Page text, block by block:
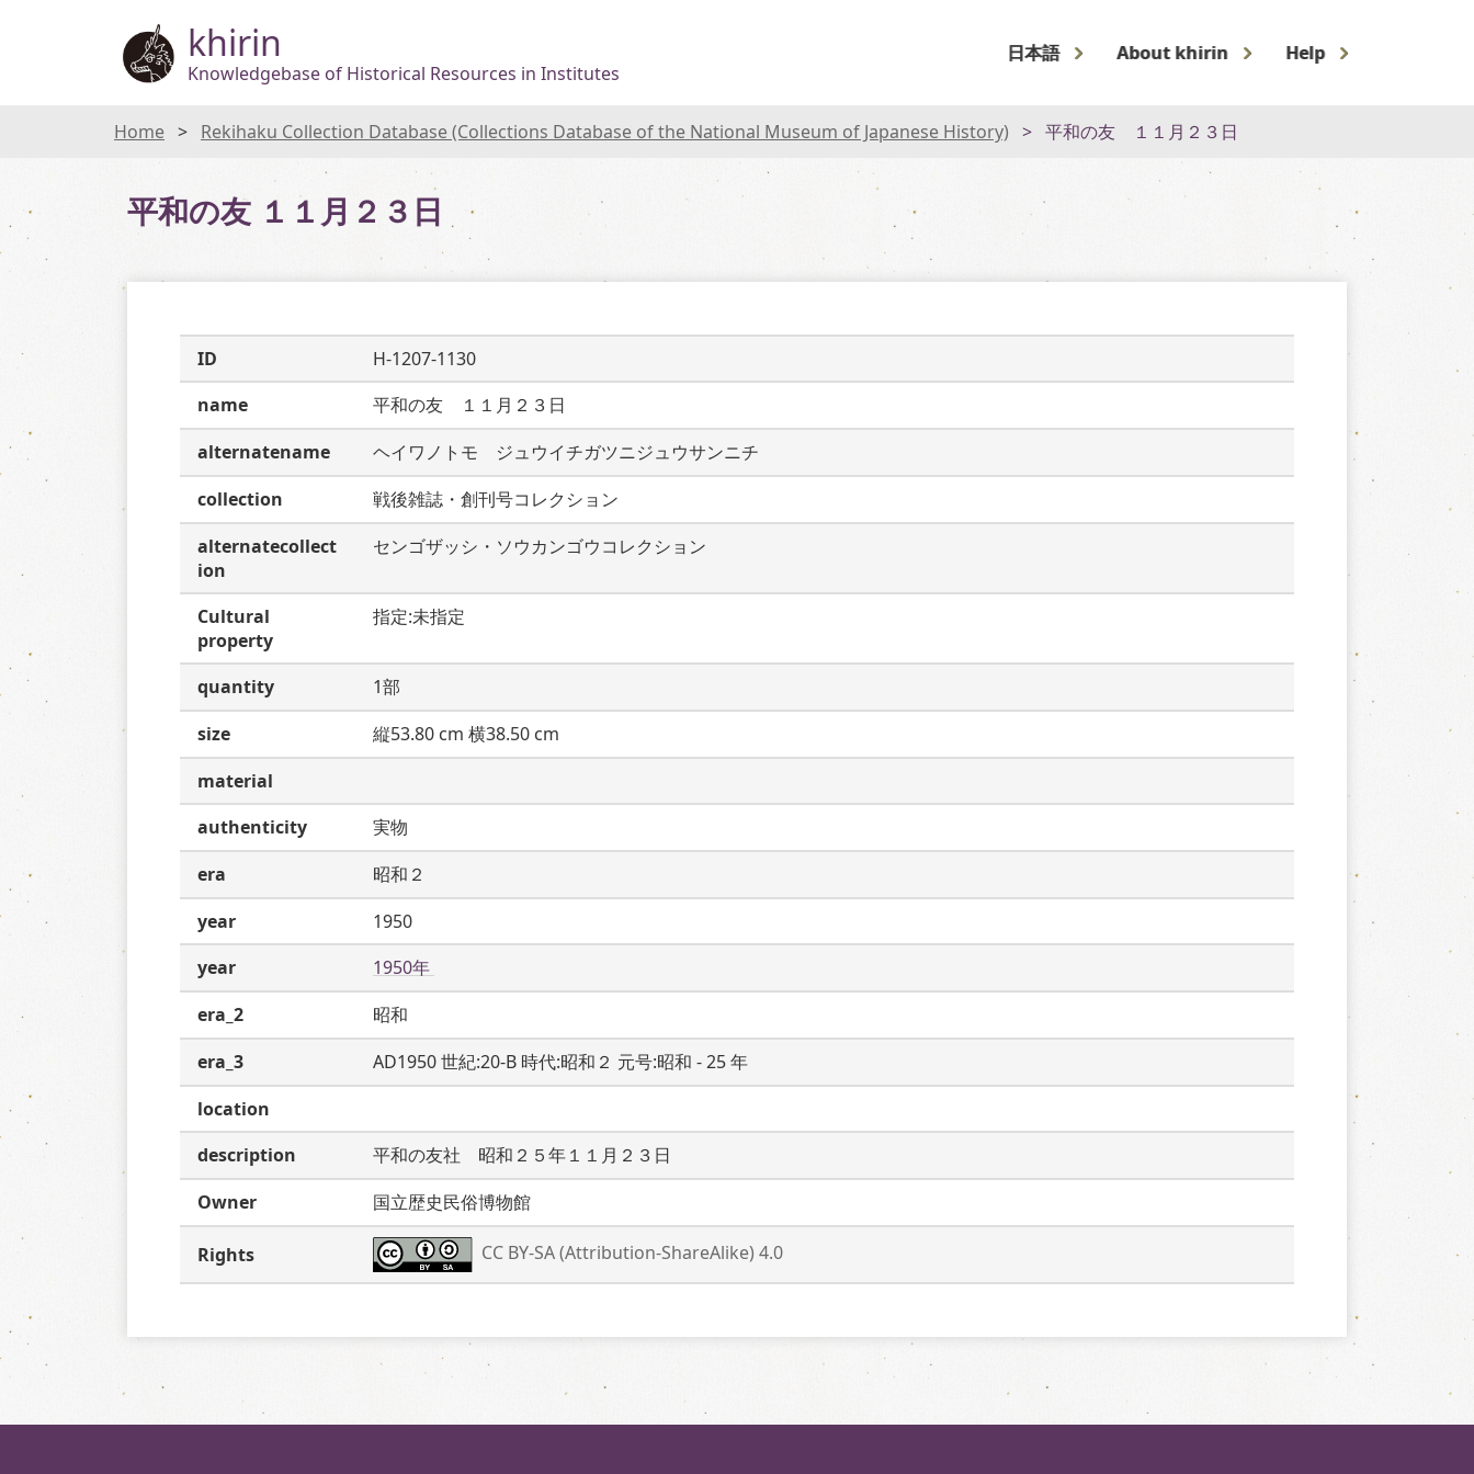
khirin
Knowledgebase of Historical Resources in Institutes
日本語 About khirin Help
Home Rekihaku Collection Database (Collections Database of the National Museum of Japanese History) 平和の友 １１月２３日
平和の友 １１月２３日
ID
H-1207-1130
name
平和の友　１１月２３日
alternatename
ヘイワノトモ　ジュウイチガツニジュウサンニチ
collection
戦後雑誌・創刊号コレクション
alternatecollect
ion
センゴザッシ・ソウカンゴウコレクション
Cultural
property
指定:未指定
quantity
1部
size
縦53.80 cm 横38.50 cm
material
authenticity
実物
era
昭和２
year
1950
year
1950年
era_2
昭和
era_3
AD1950 世紀:20-B 時代:昭和２ 元号:昭和 - 25 年
location
description
平和の友社　昭和２５年１１月２３日
Owner
国立歴史民俗博物館
Rights CC BY-SA (Attribution-ShareAlike) 4.0